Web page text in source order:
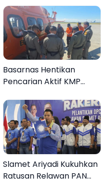
Basarnas Hentikan
Pencarian Aktif KMP
Orang Masih Hilang
Slamet Ariyadi Kukuhkan
Ratusan Relawan PAN